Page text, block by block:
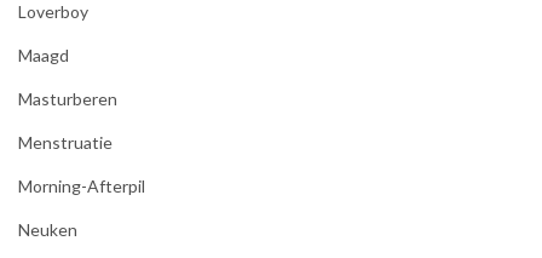
Loverboy
Maagd
Masturberen
Menstruatie
Morning-Afterpil
Neuken